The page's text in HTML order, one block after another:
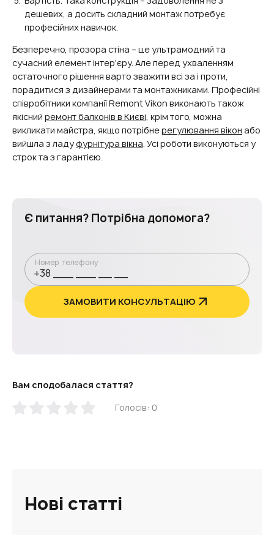
дешевих, а досить складний монтаж потребує
професійних навичок.
Безперечно, прозора стіна – це ультрамодний та
сучасний елемент інтер'єру. Але перед ухваленням
остаточного рішення варто зважити всі за і проти,
порадитися з дизайнерами та монтажниками. Професійні
співробітники компанії Remont Vikon виконають також
якісний ремонт балконів в Києві , крім того, можна
викликати майстра, якщо потрібнерегулювання вікон або
вийшла з ладуфурнітура вікна . Усі роботи виконуються у
строк та з гарантією.
Нові статті
Є питання? Потрібна допомога?
Номер телефону
ЗАМОВИТИ КОНСУЛЬТАЦІЮ
Вам сподобалася стаття?
Голосів: 0